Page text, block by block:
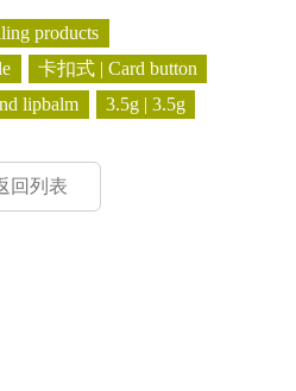
products
卡扣式 | Card button
lipbalm
3.5g | 3.5g
回列表